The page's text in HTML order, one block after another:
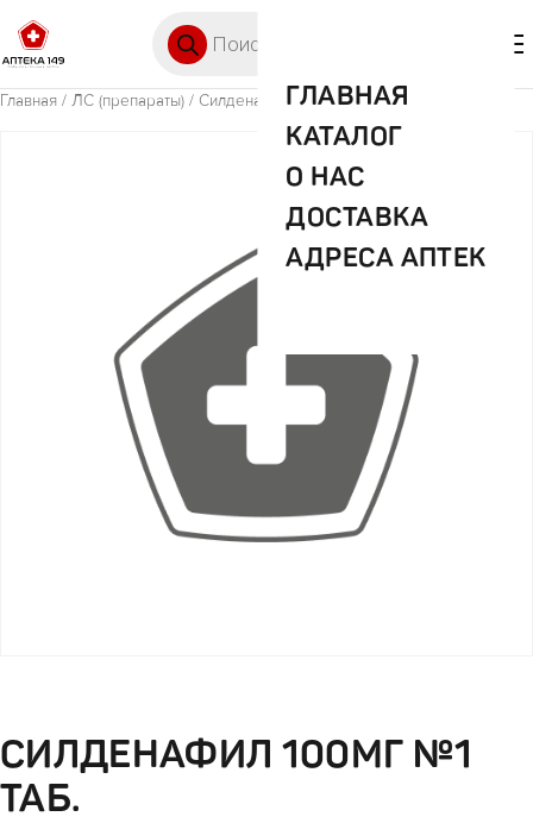
ГЛАВНАЯ
КАТАЛОГ
О НАС
ДОСТАВКА
АДРЕСА АПТЕК
Главная / ЛС (препараты) / Силденафил 100мг №1 таб.
СИЛДЕНАФИЛ 100МГ №1
ТАБ.